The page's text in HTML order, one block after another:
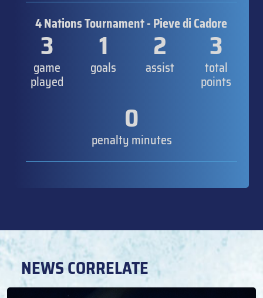
4 Nations Tournament - Pieve di Cadore
3
game
played
1
goals
2
assist
3
total
points
0
penalty minutes
NEWS CORRELATE